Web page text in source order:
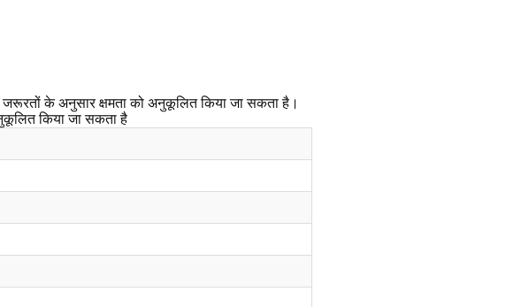
जरूरतों के अनुसार क्षमता को अनुकूलित किया जा सकता है।
किया जा सकता है